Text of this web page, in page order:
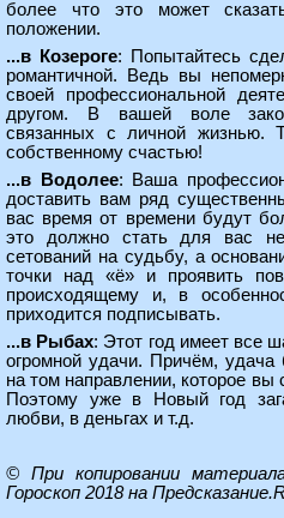
более что это может
положении.
...в Козероге: Попытайтесь
романтичной. Ведь вы
своей профессиональной
другом. В вашей воле
связанных с личной жизнью.
собственному счастью!
...в Водолее: Ваша
доставить вам ряд
вас время от времени будут
это должно стать для вас
сетований на судьбу, а
точки над «ё» и проявить
происходящему и, в
приходится подписывать.
...в Рыбах: Этот год имеет все
огромной удачи. Причём,
на том направлении, которое
Поэтому уже в Новый год
любви, в деньгах и т.д.
© При копировании
Гороскоп 2018 на